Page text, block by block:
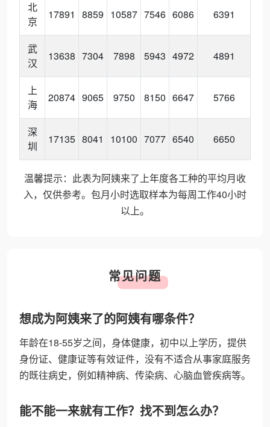
北
京
17891 8859 10587 7546 6086 6391
武
汉
13638 7304 7898 5943 4972 4891
上
海
20874 9065 9750 8150 6647 5766
深
圳
17135 8041 10100 7077 6540 6650
温馨提示：此表为阿姨来了上年度各工种的平均月收
入，仅供参考。包月小时选取样本为每周工作40小时
以上。
常见问题
想成为阿姨来了的阿姨有哪条件？
年龄在18-55岁之间，身体健康，初中以上学历，提供
身份证、健康证等有效证件，没有不适合从事家庭服务
的既往病史，例如精神病、传染病、心脑血管疾病等。
能不能一来就有工作？找不到怎么办？